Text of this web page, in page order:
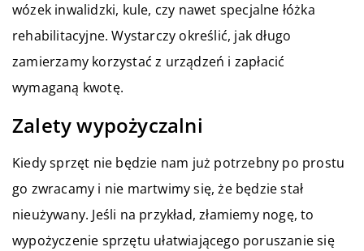
wózek inwalidzki, kule, czy nawet specjalne łóżka
rehabilitacyjne. Wystarczy określić, jak długo
zamierzamy korzystać z urządzeń i zapłacić
wymaganą kwotę.
Zalety wypożyczalni
Kiedy sprzęt nie będzie nam już potrzebny po prostu
go zwracamy i nie martwimy się, że będzie stał
nieużywany. Jeśli na przykład, złamiemy nogę, to
wypożyczenie sprzętu ułatwiającego poruszanie się